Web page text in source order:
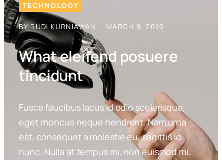
TECHNOLOGY
BY RUDI KURNIAWAN MARCH 8, 2019
What eleifend posuere
tincidunt
Fusce faucibus lacus id odio scelerisque,
eget rhoncus neque hendrerit. Nam urna
est, consequat a molestie eu, sagittis id
nunc. Nulla at tempus mi, non euismod mi.